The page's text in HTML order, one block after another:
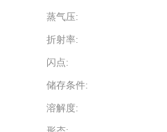
蒸气压:
折射率:
闪点:
储存条件:
溶解度: